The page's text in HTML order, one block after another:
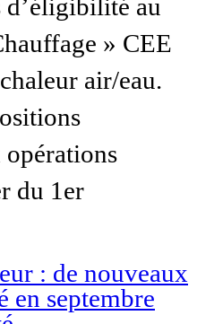
d’éligibilité au
» CEE
air/eau.
opérations
du 1er
: de nouveaux
en septembre